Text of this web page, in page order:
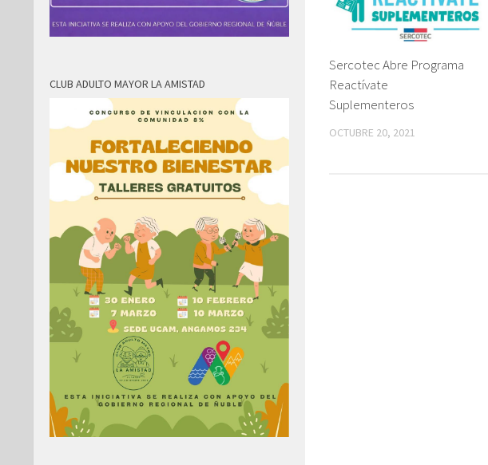
Sercotec Abre Programa
Reactívate
Suplementeros
OCTUBRE 20, 2021
CLUB ADULTO MAYOR LA AMISTAD